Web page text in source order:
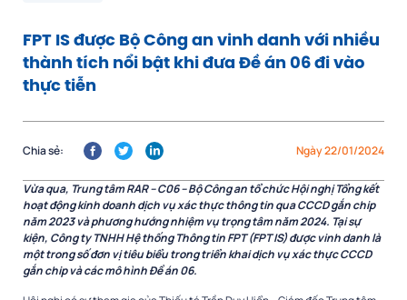
FPT IS được Bộ Công an vinh danh với nhiều
thành tích nổi bật khi đưa Đề án 06 đi vào
thực tiễn
Ngày 22/01/2024
Chia sẻ:
Vừa qua, Trung tâm RAR – C06 – Bộ Công an tổ chức Hội nghị Tổng kết
hoạt động kinh doanh dịch vụ xác thực thông tin qua CCCD gắn chip
năm 2023 và phương hướng nhiệm vụ trọng tâm năm 2024. Tại sự
kiện, Công ty TNHH Hệ thống Thông tin FPT (FPT IS) được vinh danh là
một trong số đơn vị tiêu biểu trong triển khai dịch vụ xác thực CCCD
gắn chip và các mô hình Đề án 06.